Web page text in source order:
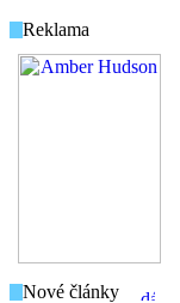
Reklama
Nové články